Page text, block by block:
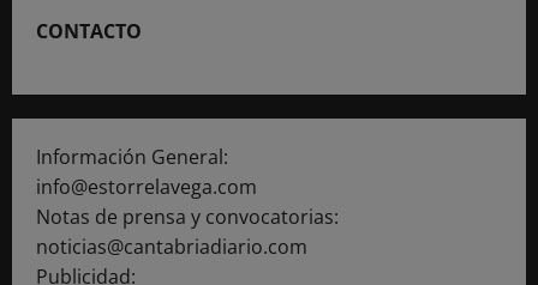
CONTACTO
Información General:
info@estorrelavega.com
Notas de prensa y convocatorias:
noticias@cantabriadiario.com
Publicidad: